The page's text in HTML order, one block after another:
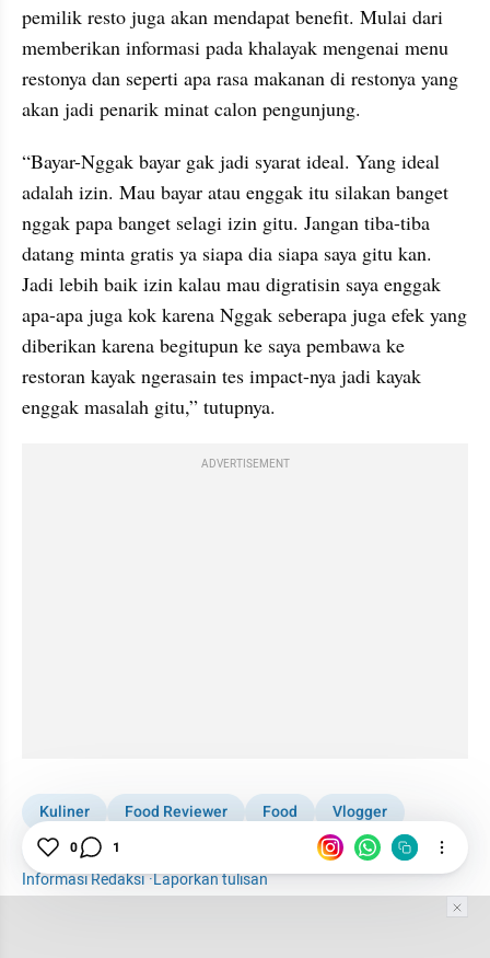
pemilik resto juga akan mendapat benefit. Mulai dari
memberikan informasi pada khalayak mengenai menu
restonya dan seperti apa rasa makanan di restonya yang
akan jadi penarik minat calon pengunjung.
“Bayar-Nggak bayar gak jadi syarat ideal. Yang ideal
adalah izin. Mau bayar atau enggak itu silakan banget
nggak papa banget selagi izin gitu. Jangan tiba-tiba
datang minta gratis ya siapa dia siapa saya gitu kan.
Jadi lebih baik izin kalau mau digratisin saya enggak
apa-apa juga kok karena Nggak seberapa juga efek yang
diberikan karena begitupun ke saya pembawa ke
restoran kayak ngerasain tes impact-nya jadi kayak
enggak masalah gitu,” tutupnya.
ADVERTISEMENT
Kuliner Food Reviewer Food
Vlogger
Review Makanan
Informasi Redaksi·Laporkan tulisan
0 1